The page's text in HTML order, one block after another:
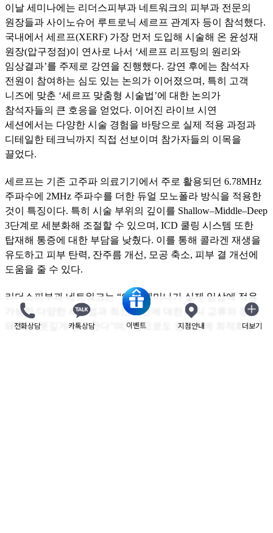
이날 세미나에는 리더스피부과 네트워크의 피부과 전문의
원장들과 사이노슈어 루트로닉 세르프 관계자 등이 참석했다.
국내에서 세르프(XERF) 가장 먼저 도입해 시술해 온 윤성재
원장(압구정점)이 연사로 나서 ‘세르프 리프팅의 원리와
임상결과’를 주제로 강연을 진행했다. 강연 후에는 참석자
전원이 참여하는 심도 있는 논의가 이어졌으며, 특히 고객
니즈에 맞춘 ‘세르프 맞춤형 시술법’에 대한 논의가
참석자들의 큰 호응을 얻었다. 이어진 라이브 시연
세션에서는 다양한 시술 경험을 바탕으로 실제 적용 과정과
디테일한 테크닉까지 직접 선보이며 참가자들의 이목을
끌었다.
세르프는 기존 고주파 의료기기에서 주로 활용되던 6.78MHz
주파수에 2MHz 주파수를 더한 듀얼 모노폴라 방식을 적용한
것이 특징이다. 특히 시술 부위의 깊이를 Shallow–Middle–Deep
3단계로 세분화해 조절할 수 있으며, ICD 쿨링 시스템 또한
탑재해 통증에 대한 부담을 낮췄다. 이를 통해 콜라겐 재생을
유도하고 피부 탄력, 잔주름 개선, 모공 축소, 피부 결 개선에
도움을 줄 수 있다.
리더스피부과 네트워크는 “이번 세미나가 실제 임상에 적용
가능한 다양한 시술법과 최신 지견에 대한 지식 교류의 장이
돼 매우 뜻깊게 생각한다”며, “앞으로도 한국인에 최적화된
닫기
전화상담 카톡상담 이벤트 지점안내 더보기